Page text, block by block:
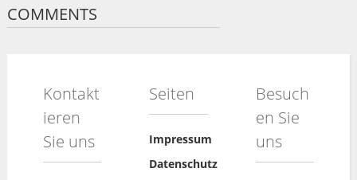
COMMENTS
Kontakt
ieren
Sie uns
Seiten
Impressum
Datenschutz
Besuch
en Sie
uns